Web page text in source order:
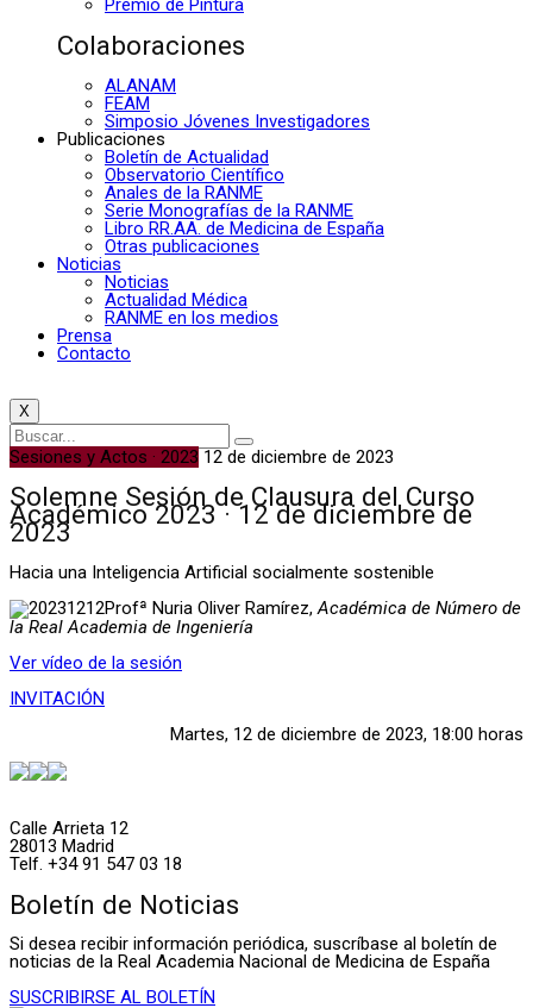
Premio de Pintura
Colaboraciones
ALANAM
FEAM
Simposio Jóvenes Investigadores
Publicaciones
Boletín de Actualidad
Observatorio Científico
Anales de la RANME
Serie Monografías de la RANME
Libro RR.AA. de Medicina de España
Otras publicaciones
Noticias
Noticias
Actualidad Médica
RANME en los medios
Prensa
Contacto
X
Sesiones y Actos · 2023 12 de diciembre de 2023
Solemne Sesión de Clausura del Curso
Académico 2023 · 12 de diciembre de
2023
Hacia una Inteligencia Artificial socialmente sostenible
Profª Nuria Oliver Ramírez,Académica de Número de
la Real Academia de Ingeniería
Ver vídeo de la sesión
INVITACIÓN
Martes, 12 de diciembre de 2023, 18:00 horas
Calle Arrieta 12
28013 Madrid
Telf. +34 91 547 03 18
Boletín de Noticias
Si desea recibir información periódica, suscríbase al boletín de
noticias de la Real Academia Nacional de Medicina de España
SUSCRIBIRSE AL BOLETÍN